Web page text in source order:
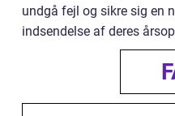
undgå fejl og sikre sig en
indsendelse af deres